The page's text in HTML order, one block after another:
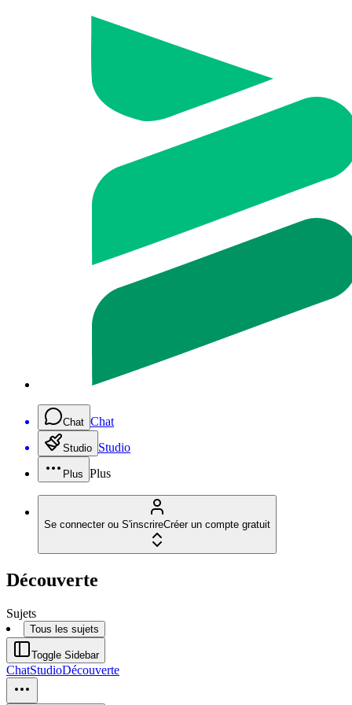
Chat Chat
Studio Studio
Plus Plus
Se connecter ou S'inscrireCréer un compte gratuit
Découverte
Sujets
Tous les sujets
Toggle Sidebar
ChatStudioDécouverte